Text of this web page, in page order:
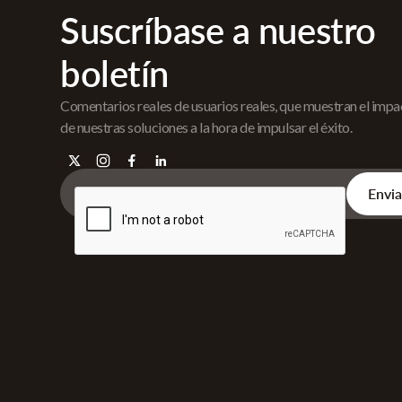
Suscríbase a nuestro
boletín
Comentarios reales de usuarios reales, que muestran el
de nuestras soluciones a la hora de impulsar el éxito.